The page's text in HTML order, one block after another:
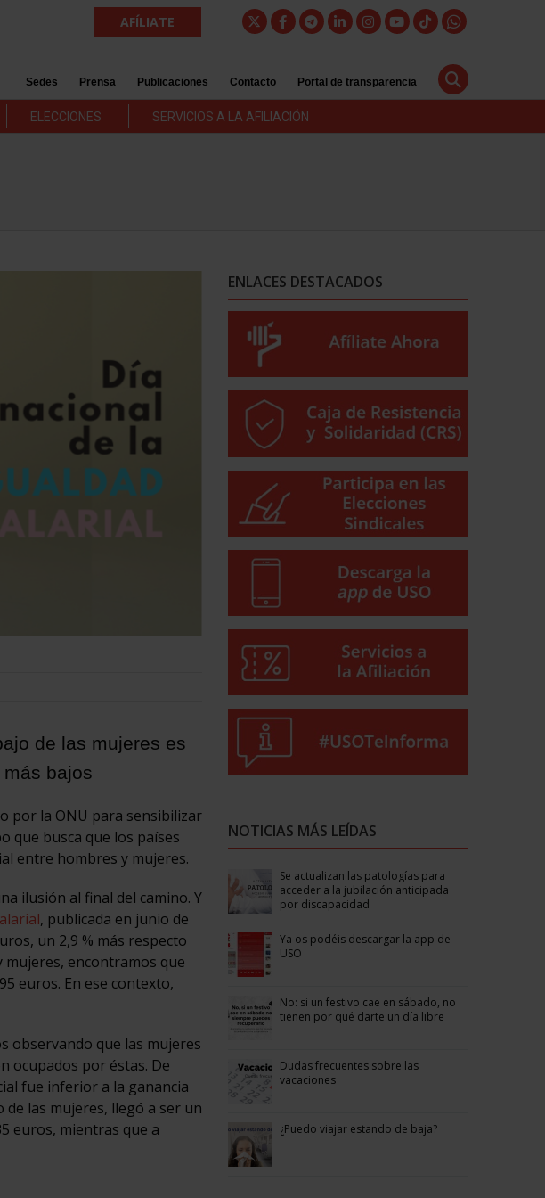
AFÍLIATE
Sedes Prensa Publicaciones Contacto Portal de transparencia
ELECCIONES SERVICIOS A LA AFILIACIÓN
de las mujeres es
bajos
por la ONU para sensibilizar
que busca que los países
entre hombres y mujeres.
ilusión al final del camino. Y
, publicada en junio de
un 2,9 % más respecto
encontramos que
euros. En ese contexto,
observando que las mujeres
ocupados por éstas. De
fue inferior a la ganancia
las mujeres, llegó a ser un
euros, mientras que a
ENLACES DESTACADOS
NOTICIAS MÁS LEÍDAS
Se actualizan las patologías para
acceder a la jubilación anticipada
por discapacidad
Ya os podéis descargar la app de
USO
No: si un festivo cae en sábado, no
tienen por qué darte un día libre
Dudas frecuentes sobre las
vacaciones
¿Puedo viajar estando de baja?